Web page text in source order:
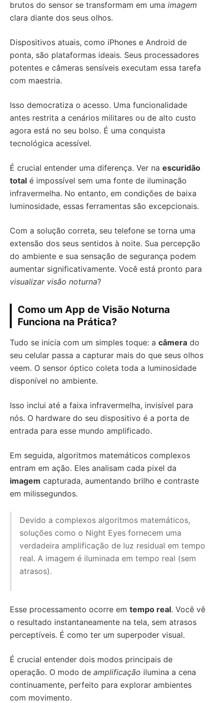
brutos do sensor se transformam em uma imagem
clara diante dos seus olhos.
Dispositivos atuais, como iPhones e Android de
ponta, são plataformas ideais. Seus processadores
potentes e câmeras sensíveis executam essa tarefa
com maestria.
Isso democratiza o acesso. Uma funcionalidade
antes restrita a cenários militares ou de alto custo
agora está no seu bolso. É uma conquista
tecnológica acessível.
É crucial entender uma diferença. Ver na escuridão
total é impossível sem uma fonte de iluminação
infravermelha. No entanto, em condições de baixa
luminosidade, essas ferramentas são excepcionais.
Com a solução correta, seu telefone se torna uma
extensão dos seus sentidos à noite. Sua percepção
do ambiente e sua sensação de segurança podem
aumentar significativamente. Você está pronto para
visualizar visão noturna?
Como um App de Visão Noturna
Funciona na Prática?
Tudo se inicia com um simples toque: a câmera do
seu celular passa a capturar mais do que seus olhos
veem. O sensor óptico coleta toda a luminosidade
disponível no ambiente.
Isso inclui até a faixa infravermelha, invisível para
nós. O hardware do seu dispositivo é a porta de
entrada para esse mundo amplificado.
Em seguida, algoritmos matemáticos complexos
entram em ação. Eles analisam cada pixel da
imagem capturada, aumentando brilho e contraste
em milissegundos.
Devido a complexos algoritmos matemáticos,
soluções como o Night Eyes fornecem uma
verdadeira amplificação de luz residual em tempo
real. A imagem é iluminada em tempo real (sem
atrasos).
Esse processamento ocorre em tempo real. Você vê
o resultado instantaneamente na tela, sem atrasos
perceptíveis. É como ter um superpoder visual.
É crucial entender dois modos principais de
operação. O modo de amplificação ilumina a cena
continuamente, perfeito para explorar ambientes
com movimento.